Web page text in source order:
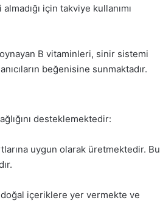
için takviye kullanımı
B vitaminleri, sinir sistemi
beğenisine sunmaktadır.
desteklemektedir:
uygun olarak üretmektedir. Bu
içeriklere yer vermekte ve